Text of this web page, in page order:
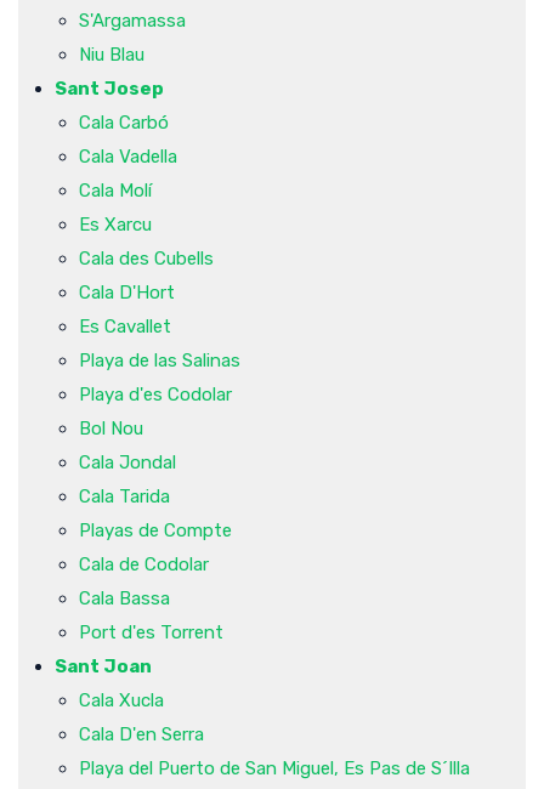
S'Argamassa
Niu Blau
Sant Josep
Cala Carbó
Cala Vadella
Cala Molí
Es Xarcu
Cala des Cubells
Cala D'Hort
Es Cavallet
Playa de las Salinas
Playa d'es Codolar
Bol Nou
Cala Jondal
Cala Tarida
Playas de Compte
Cala de Codolar
Cala Bassa
Port d'es Torrent
Sant Joan
Cala Xucla
Cala D'en Serra
Playa del Puerto de San Miguel, Es Pas de S´Illa